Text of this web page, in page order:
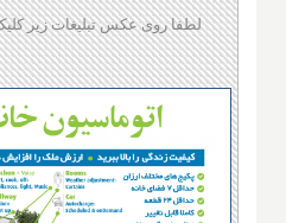
لطفا روی عکس تبلیغات زیر